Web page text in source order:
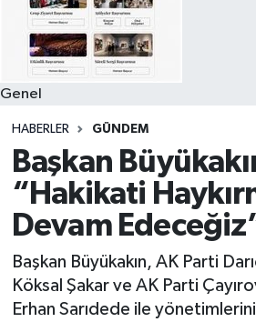
Genel
HABERLER GÜNDEM
Başkan
“Hakikati
Devam
Başkan Büyükakın, AK Parti
Köksal Şakar ve AK Parti
Erhan Sarıdede ile